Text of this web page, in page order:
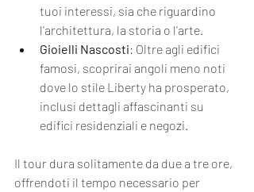
tuoi interessi, sia che riguardino
l'architettura, la storia o l'arte.
Gioielli Nascosti: Oltre agli edifici
famosi, scoprirai angoli meno noti
dove lo stile Liberty ha prosperato,
inclusi dettagli affascinanti su
edifici residenziali e negozi.
Il tour dura solitamente da due a tre ore,
offrendoti il tempo necessario per